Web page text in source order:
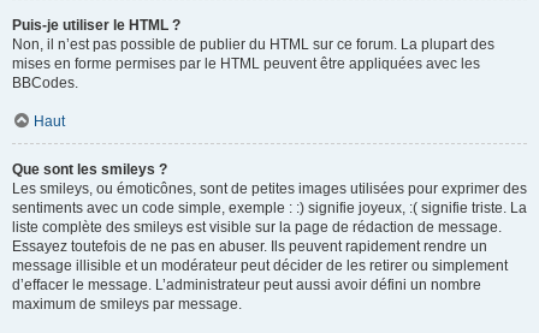
Puis-je utiliser le HTML ?
Non, il n’est pas possible de publier du HTML sur ce forum. La plupart des
mises en forme permises par le HTML peuvent être appliquées avec les
BBCodes.
Haut
Que sont les smileys ?
Les smileys, ou émoticônes, sont de petites images utilisées pour exprimer des
sentiments avec un code simple, exemple : :) signifie joyeux, :( signifie triste. La
liste complète des smileys est visible sur la page de rédaction de message.
Essayez toutefois de ne pas en abuser. Ils peuvent rapidement rendre un
message illisible et un modérateur peut décider de les retirer ou simplement
d’effacer le message. L’administrateur peut aussi avoir défini un nombre
maximum de smileys par message.